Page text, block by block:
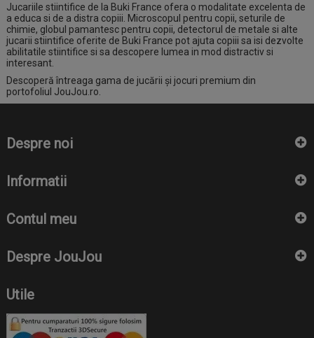
Jucariile stiintifice de la Buki France ofera o modalitate excelenta de
a educa si de a distra copiii. Microscopul pentru copii, seturile de
chimie, globul pamantesc pentru copii, detectorul de metale si alte
jucarii stiintifice oferite de Buki France pot ajuta copiii sa isi dezvolte
abilitatile stiintifice si sa descopere lumea in mod distractiv si
interesant.
Descoperă întreaga gama de jucării și jocuri premium din
portofoliul JouJou.ro
Despre noi
Informatii
Contul meu
Despre JouJou
Utile